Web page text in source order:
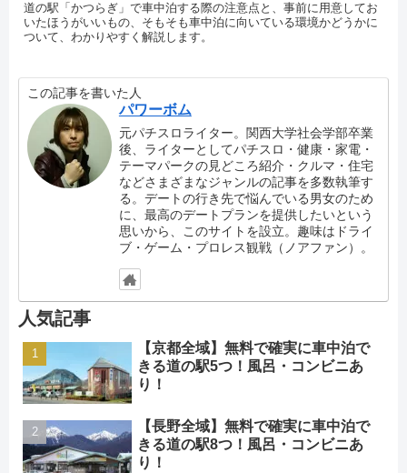
道の駅「かつらぎ」で車中泊する際の注意点と、事前に用意してお
いたほうがいいもの、そもそも車中泊に向いている環境かどうかに
ついて、わかりやすく解説します。
この記事を書いた人
パワーボム
元パチスロライター。関西大学社会学部卒業
後、ライターとしてパチスロ・健康・家電・
テーマパークの見どころ紹介・クルマ・住宅
などさまざまなジャンルの記事を多数執筆す
る。デートの行き先で悩んでいる男女のため
に、最高のデートプランを提供したいという
思いから、このサイトを設立。趣味はドライ
ブ・ゲーム・プロレス観戦（ノアファン）。
人気記事
【京都全域】無料で確実に車中泊で
きる道の駅5つ！風呂・コンビニあ
り！
【長野全域】無料で確実に車中泊で
きる道の駅8つ！風呂・コンビニあ
り！